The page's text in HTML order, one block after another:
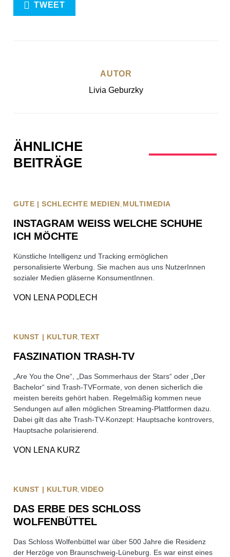
TWEET
AUTOR
Livia Geburzky
ÄHNLICHE
BEITRÄGE
GUTE | SCHLECHTE MEDIEN MULTIMEDIA
INSTAGRAM WEISS WELCHE SCHUHE I
CH MÖCHTE
Künstliche Intelligenz und Tracking ermöglichen
personalisierte Werbung. Sie machen aus uns NutzerInnen
sozialer Medien gläserne KonsumentInnen.
VON LENA PODLECH
KUNST | KULTUR TEXT
FASZINATION TRASH-TV
„Are You the One“, „Das Sommerhaus der Stars“ oder „Der
Bachelor“ sind Trash-TVFormate, von denen sicherlich die
meisten bereits gehört haben. Regelmäßig kommen neue
Sendungen auf allen möglichen Streaming-Plattformen dazu.
Dabei gilt das alte Trash-TV-Konzept: Hauptsache kontrovers,
Hauptsache polarisierend.
VON LENA KURZ
KUNST | KULTUR VIDEO
DAS ERBE DES SCHLOSS
WOLFENBÜTTEL
Das Schloss Wolfenbüttel war über 500 Jahre die Residenz
der Herzöge von Braunschweig-Lüneburg. Es war einst eines